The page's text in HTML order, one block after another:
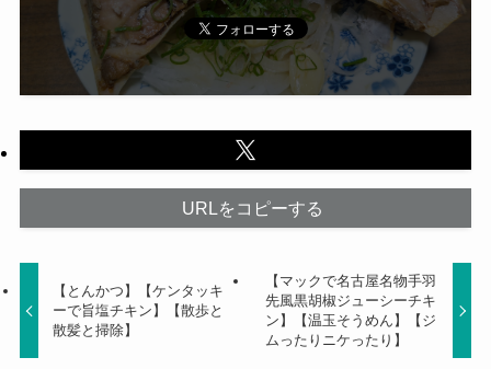
URLをコピーする
【とんかつ】【ケンタッキ
ーで旨塩チキン】【散歩と
散髪と掃除】
【マックで名古屋名物手羽
先風黒胡椒ジューシーチキ
ン】【温玉そうめん】【ジ
ムったりニケったり】